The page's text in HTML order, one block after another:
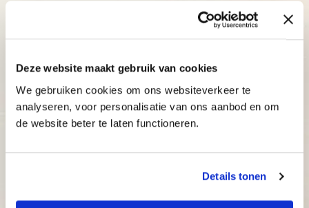
Deze website maakt gebruik van cookies
We gebruiken cookies om ons websiteverkeer te
analyseren, voor personalisatie van ons aanbod en om
de website beter te laten functioneren.
Details tonen